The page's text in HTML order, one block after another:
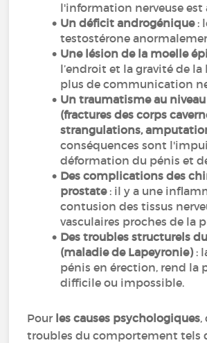
l'information nerveuse est
Un déficit androgénique:
testostérone
Une lésion de la moelle
l’endroit et la gravité de la
plus de communication
Un traumatisme au
(fractures des corps
strangulations,
conséquences sont
déformation du pénis et
Des complications des
prostate: il y a une
contusion des tissus
vasculaires proches de la
Des troubles structurels
(maladie de Lapeyronie):
pénis en érection, rend la
difficile ou impossible.
Pour les causes psychologiques,
troubles du comportement tels